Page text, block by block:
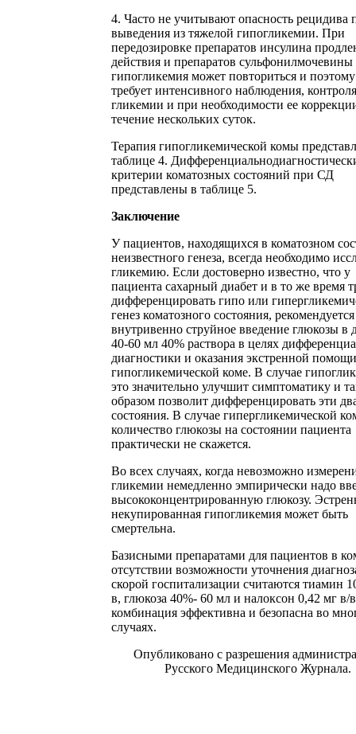
4. Часто не учитывают опасность рецидива
выведения из тяжелой гипогликемии. При
передозировке препаратов инсулина
действия и препаратов сульфонилмочевины
гипогликемия может повториться и
требует интенсивного наблюдения,
гликемии и при необходимости ее
течение нескольких суток.
Терапия гипогликемической комы
таблице 4.
критерии коматозных состояний при СД
представлены в таблице 5.
Заключение
У пациентов, находящихся в коматозном
неизвестного генеза, всегда необходимо
гликемию. Если достоверно известно, что у
пациента сахарный диабет и в то же время
дифференцировать гипо или
генез коматозного состояния, рекомендуется
внутривенно струйное введение глюкозы в
40-60 мл 40% раствора в целях
диагностики и оказания экстренной
гипогликемической коме. В случае
это значительно улучшит симптоматику и
образом позволит дифференцировать эти
состояния. В случае гипергликемической
количество глюкозы на состоянии пациента
практически не скажется.
Во всех случаях, когда невозможно
гликемии немедленно эмпирически надо
высококонцентрированную глюкозу.
некупированная гипогликемия может быть
смертельна.
Базисными препаратами для пациентов в
отсутствии возможности уточнения
скорой госпитализации считаются тиамин
в, глюкоза 40%- 60 мл и налоксон 0,42 мг в/
комбинация эффективна и безопасна во
случаях.
Опубликовано с разрешения
Русского Медицинского Журнала.